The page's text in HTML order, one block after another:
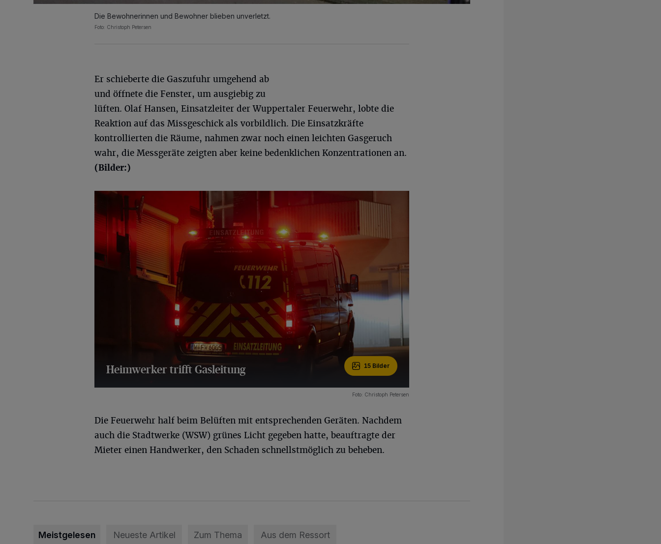
Die Bewohnerinnen und Bewohner blieben unverletzt.
Foto: Christoph Petersen
Er schieberte die Gaszufuhr umgehend ab
und öffnete die Fenster, um ausgiebig zu
lüften. Olaf Hansen, Einsatzleiter der Wuppertaler Feuerwehr, lobte die
Reaktion auf das Missgeschick als vorbildlich. Die Einsatzkräfte
kontrollierten die Räume, nahmen zwar noch einen leichten Gasgeruch
wahr, die Messgeräte zeigten aber keine bedenklichen Konzentrationen an.
(Bilder:)
Heimwerker trifft Gasleitung 15 Bilder
Foto: Christoph Petersen
Die Feuerwehr half beim Belüften mit entsprechenden Geräten. Nachdem
auch die Stadtwerke (WSW) grünes Licht gegeben hatte, beauftragte der
Mieter einen Handwerker, den Schaden schnellstmöglich zu beheben.
Meistgelesen Neueste Artikel Zum Thema Aus dem Ressort